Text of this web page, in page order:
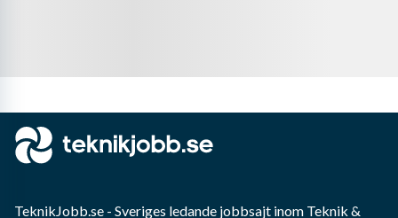
TeknikJobb.se - Sveriges ledande jobbsajt inom Teknik &